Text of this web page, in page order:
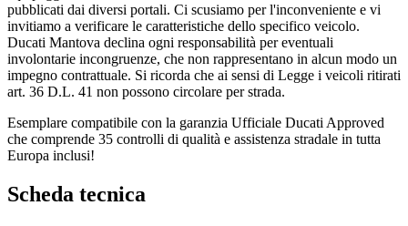
pubblicati dai diversi portali. Ci scusiamo per l'inconveniente e vi
invitiamo a verificare le caratteristiche dello specifico veicolo.
Ducati Mantova declina ogni responsabilità per eventuali
involontarie incongruenze, che non rappresentano in alcun modo un
impegno contrattuale. Si ricorda che ai sensi di Legge i veicoli ritirati
art. 36 D.L. 41 non possono circolare per strada.
Esemplare compatibile con la garanzia Ufficiale Ducati Approved
che comprende 35 controlli di qualità e assistenza stradale in tutta
Europa inclusi!
Scheda tecnica